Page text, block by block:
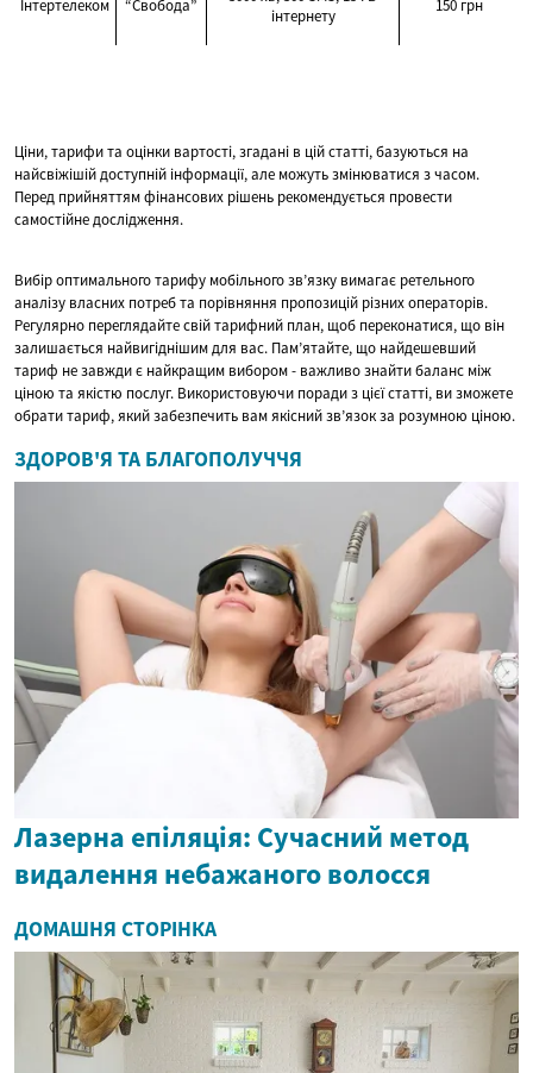
Інтертелеком “Свобода”
інтернету
150 грн
Ціни, тарифи та оцінки вартості, згадані в цій статті, базуються на
найсвіжішій доступній інформації, але можуть змінюватися з часом.
Перед прийняттям фінансових рішень рекомендується провести
самостійне дослідження.
Вибір оптимального тарифу мобільного зв’язку вимагає ретельного
аналізу власних потреб та порівняння пропозицій різних операторів.
Регулярно переглядайте свій тарифний план, щоб переконатися, що він
залишається найвигіднішим для вас. Пам’ятайте, що найдешевший
тариф не завжди є найкращим вибором - важливо знайти баланс між
ціною та якістю послуг. Використовуючи поради з цієї статті, ви зможете
обрати тариф, який забезпечить вам якісний зв’язок за розумною ціною.
ЗДОРОВ'Я ТА БЛАГОПОЛУЧЧЯ
Лазерна епіляція: Сучасний метод
видалення небажаного волосся
ДОМАШНЯ СТОРІНКА